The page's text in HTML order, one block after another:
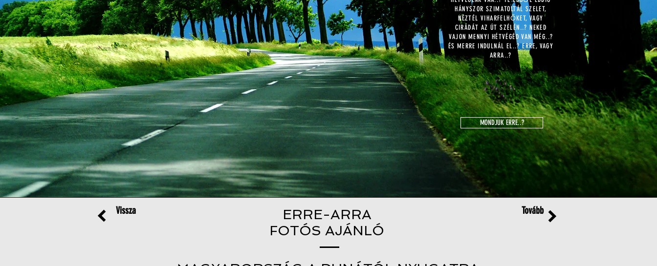
HÁNYSZOR SZIMATOLTÁL SZELET,
NÉZTÉL VIHARFELHŐKET, VAGY
CIRÁDÁT AZ ÚT SZÉLÉN..? NEKED
VAJON MENNYI HÉTVÉGÉD VAN MÉG..?
ÉS MERRE INDULNÁL EL..? ERRE, VAGY
ARRA..?
MONDJUK ERRE..?
Vissza
ERRE-ARRA
FOTÓS AJÁNLÓ
Tovább